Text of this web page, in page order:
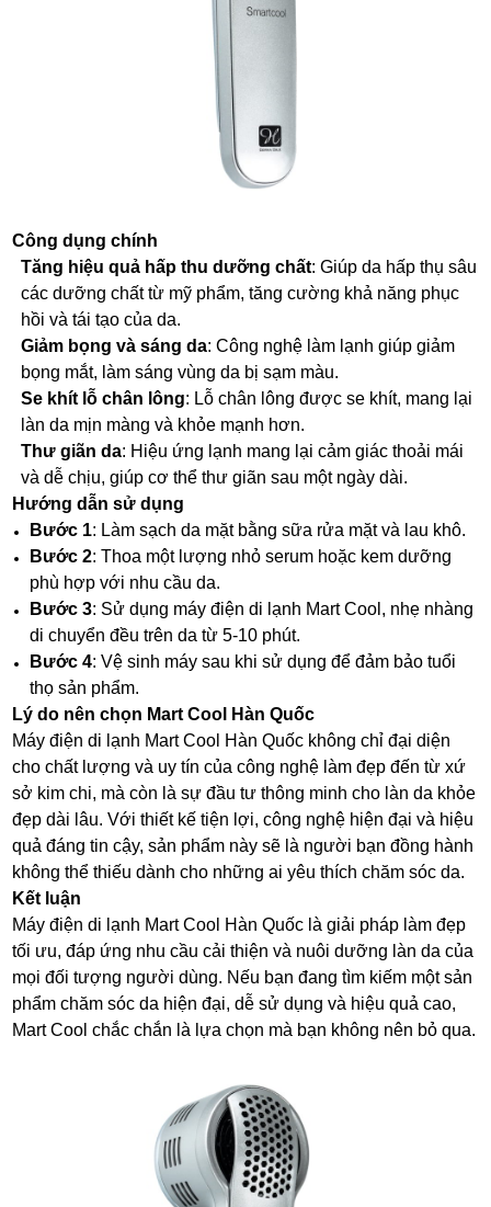
Công dụng chính
Tăng hiệu quả hấp thu dưỡng chất: Giúp da hấp thụ sâu
các dưỡng chất từ mỹ phẩm, tăng cường khả năng phục
hồi và tái tạo của da.
Giảm bọng và sáng da: Công nghệ làm lạnh giúp giảm
bọng mắt, làm sáng vùng da bị sạm màu.
Se khít lỗ chân lông: Lỗ chân lông được se khít, mang lại
làn da mịn màng và khỏe mạnh hơn.
Thư giãn da: Hiệu ứng lạnh mang lại cảm giác thoải mái
và dễ chịu, giúp cơ thể thư giãn sau một ngày dài.
Hướng dẫn sử dụng
Bước 1: Làm sạch da mặt bằng sữa rửa mặt và lau khô.
Bước 2: Thoa một lượng nhỏ serum hoặc kem dưỡng
phù hợp với nhu cầu da.
Bước 3: Sử dụng máy điện di lạnh Mart Cool, nhẹ nhàng
di chuyển đều trên da từ 5-10 phút.
Bước 4: Vệ sinh máy sau khi sử dụng để đảm bảo tuổi
thọ sản phẩm.
Lý do nên chọn Mart Cool Hàn Quốc
Máy điện di lạnh Mart Cool Hàn Quốc không chỉ đại diện
cho chất lượng và uy tín của công nghệ làm đẹp đến từ xứ
sở kim chi, mà còn là sự đầu tư thông minh cho làn da khỏe
đẹp dài lâu. Với thiết kế tiện lợi, công nghệ hiện đại và hiệu
quả đáng tin cậy, sản phẩm này sẽ là người bạn đồng hành
không thể thiếu dành cho những ai yêu thích chăm sóc da.
Kết luận
Máy điện di lạnh Mart Cool Hàn Quốc là giải pháp làm đẹp
tối ưu, đáp ứng nhu cầu cải thiện và nuôi dưỡng làn da của
mọi đối tượng người dùng. Nếu bạn đang tìm kiếm một sản
phẩm chăm sóc da hiện đại, dễ sử dụng và hiệu quả cao,
Mart Cool chắc chắn là lựa chọn mà bạn không nên bỏ qua.